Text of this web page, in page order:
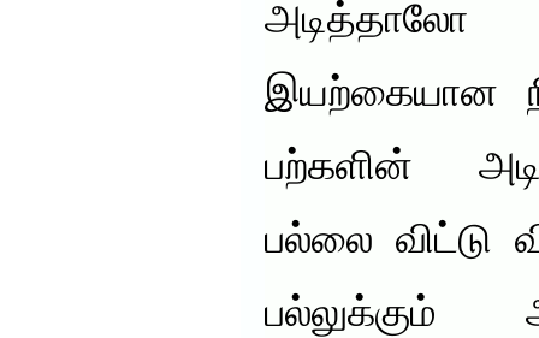
இயற்கையான
பற்களின்
பல்லை விட்டு
பல்லுக்கும்